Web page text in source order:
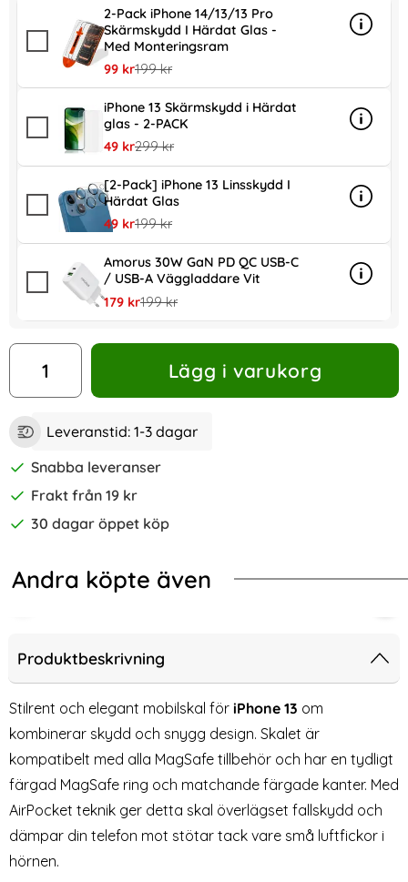
2-Pack iPhone 14/13/13 Pro
Skärmskydd I Härdat Glas -
Med Monteringsram
rea pris
99 krtidigare pris
199 kr
Info
mer
iPhone 13 Skärmskydd i Härdat
glas - 2-PACK
rea pris
49 krtidigare pris
299 kr
Info
mer
[2-Pack] iPhone 13 Linsskydd I
Härdat Glas
rea pris
49 krtidigare pris
199 kr
Info
mer
Amorus 30W GaN PD QC USB-C
/ USB-A Väggladdare Vit
rea pris
179 krtidigare pris
199 kr
Info
mer
antal
Lägg i varukorg
Leveranstid: 1-3 dagar
Snabba leveranser
Frakt från 19 kr
30 dagar öppet köp
Andra köpte även
Matt Grön
iPhone 14/13 Skal CH MagSafe Matt Ljus Lila
Spigen iPhone 17e/16e/14/13/13
Produktbeskrivning
Stilrent och elegant mobilskal för iPhone 13 om
kombinerar skydd och snygg design. Skalet är
kompatibelt med alla MagSafe tillbehör och har en tydligt
färgad MagSafe ring och matchande färgade kanter. Med
AirPocket teknik ger detta skal överlägset fallskydd och
dämpar din telefon mot stötar tack vare små luftfickor i
hörnen.